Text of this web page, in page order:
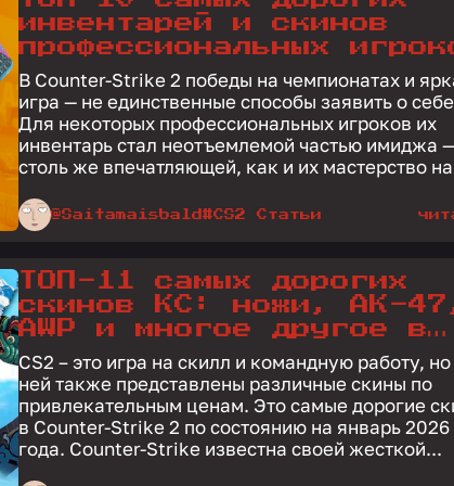
инвентарей и скинов
профессиональных
CS2
В Counter-Strike 2 победы на чемпионатах и
игра — не единственные способы заявить о
Для некоторых профессиональных игроков их
инвентарь стал неотъемлемой частью имиджа —
столь же впечатляющей, как и их мастерство
@Saitamaisbald#CS2 Статьи
ТОП-11 самых дорогих
скинов КС: ножи, АК-
AWP и многое другое в
Counter-Strike 2
CS2 – это игра на скилл и командную работу, но
ней также представлены различные скины по
привлекательным ценам. Это самые дорогие
в Counter-Strike 2 по состоянию на январь 2026
года. Counter-Strike известна своей жесткой...